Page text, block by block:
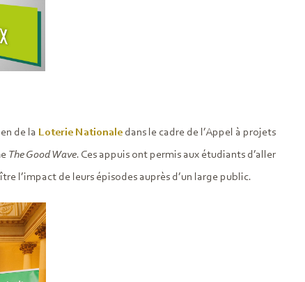
de la Loterie Nationaledans le cadre de l’Appel à projets
The Good Wave. Ces appuis ont permis aux étudiants d’aller
l’impact de leurs épisodes auprès d’un large public.